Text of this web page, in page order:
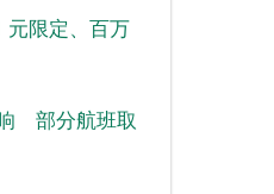
元限定、百万
部分航班取